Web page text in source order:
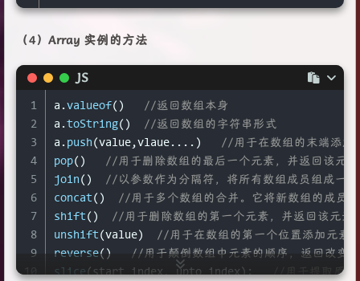
（4）Array 实例的方法
JS
1
2
3
4
5
6
7
8
9
10
a.valueof() //返回数组本身
a.toString() //返回数组的字符串形式
a. push (value,vlaue....) //用于在数组的末端添加
pop() //用于删除数组的最后一个元素，并返回该元素
join () //以参数作为分隔符，将所有数组成员组成一
concat () //用于多个数组的合并。它将新数组的成员
shift () //用于删除数组的第一个元素，并返回该元素
unshift (value) //用于在数组的第一个位置添加元素
reverse()
//用于颠倒数组中元素的顺序，返回改变
slice(start_index, upto_index); //用于提取原数